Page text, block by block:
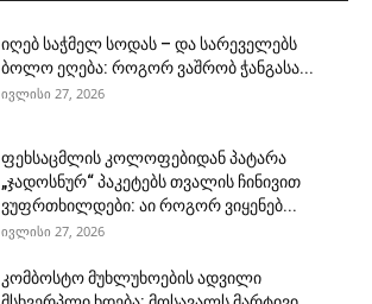
იღებ საჭმელ სოდას – და სარეველებს
ბოლო ეღება: როგორ ვაშრობ ჭანგასა...
ივლისი 27, 2026
ფეხსაცმლის კოლოფებიდან პატარა
„ჯადოსნურ“ პაკეტებს თვალის ჩინივით
ვუფრთხილდები: აი როგორ ვიყენებ...
ივლისი 27, 2026
კომბოსტო მუხლუხოების ადვილი